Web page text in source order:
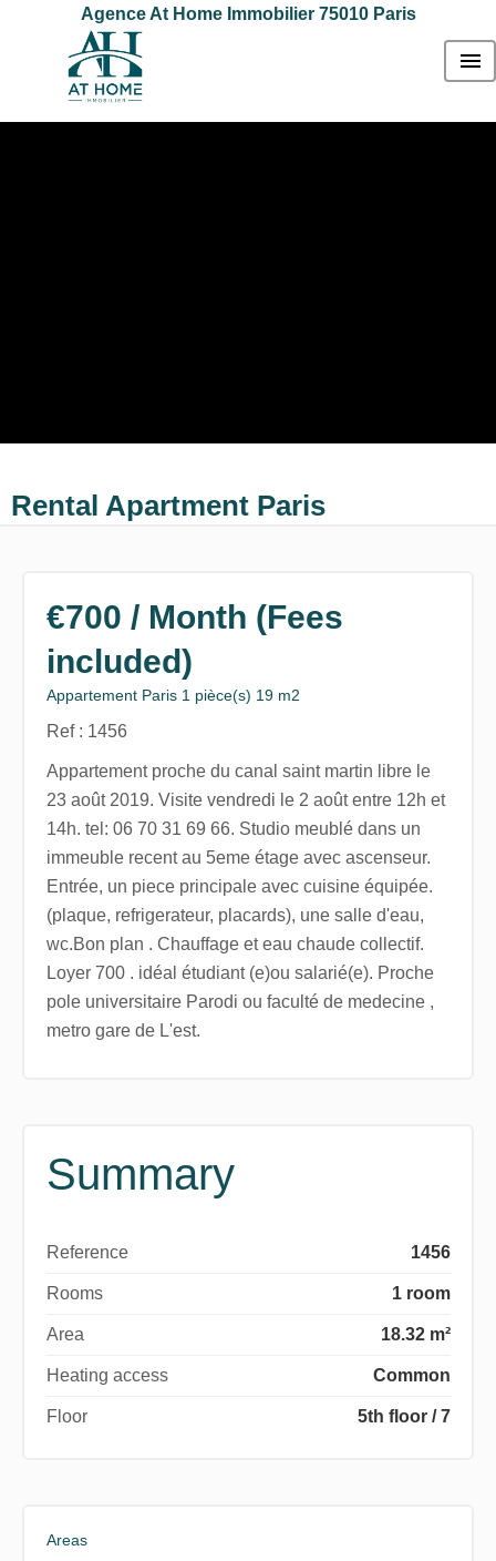
Agence At Home Immobilier 75010 Paris
Rental Apartment Paris
€700 / Month (Fees
included)
Appartement Paris 1 pièce(s) 19 m2
Ref : 1456
Appartement proche du canal saint martin libre le
23 août 2019. Visite vendredi le 2 août entre 12h et
14h. tel: 06 70 31 69 66. Studio meublé dans un
immeuble recent au 5eme étage avec ascenseur.
Entrée, un piece principale avec cuisine équipée.
(plaque, refrigerateur, placards), une salle d'eau,
wc.Bon plan . Chauffage et eau chaude collectif.
Loyer 700 . idéal étudiant (e)ou salarié(e). Proche
pole universitaire Parodi ou faculté de medecine ,
metro gare de L'est.
Summary
Reference 1456
Rooms 1 room
Area 18.32 m²
Heating access Common
Floor 5th floor / 7
Areas